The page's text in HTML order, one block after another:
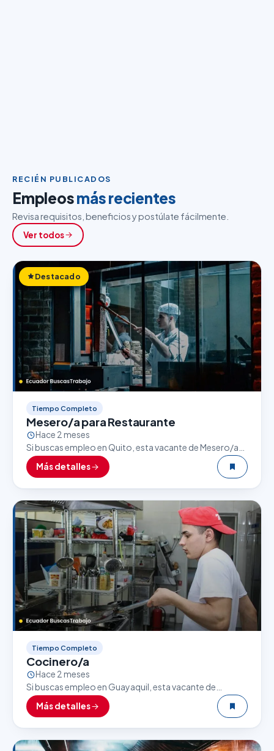
RECIÉN PUBLICADOS
Empleosmás recientes
Revisa requisitos, beneficios y postúlate fácilmente.
Ver todos
Destacado
Tiempo Completo
Mesero/a para Restaurante
Hace 2 meses
Si buscas empleo en Quito, esta vacante de Mesero/a
para Restaurante puede ser una excelente oportunidad.
El sector gastronómico es uno de los que…
Más detalles
Tiempo Completo
Cocinero/a
Hace 2 meses
Si buscas empleo en Guayaquil, esta vacante de
Cocinero/a puede ser una excelente oportunidad. El
sector gastronómico es uno de los que más empleo…
Más detalles